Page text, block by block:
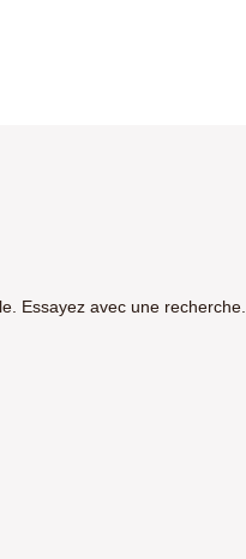
Essayez avec une recherche.